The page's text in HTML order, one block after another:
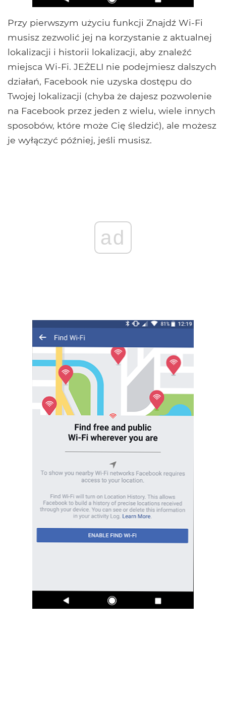
Przy pierwszym użyciu funkcji Znajdź Wi-Fi
musisz zezwolić jej na korzystanie z aktualnej
lokalizacji i historii lokalizacji, aby znaleźć
miejsca Wi-Fi. JEŻELI nie podejmiesz dalszych
działań, Facebook nie uzyska dostępu do
Twojej lokalizacji (chyba że dajesz pozwolenie
na Facebook przez jeden z wielu, wiele innych
sposobów, które może Cię śledzić), ale możesz
je wyłączyć później, jeśli musisz.
ad